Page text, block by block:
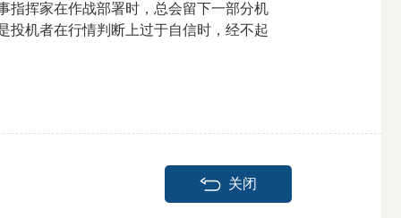
挥家在作战部署时，总会留下一部分机
投机者在行情判断上过于自信时，经不起
关闭